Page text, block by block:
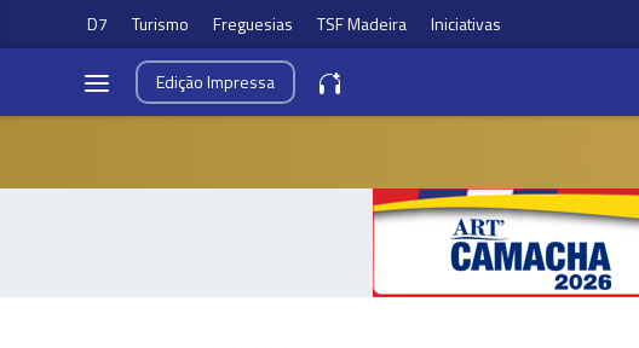
D7 Turismo Freguesias TSF Madeira Iniciativas
EdiçãoImpressa